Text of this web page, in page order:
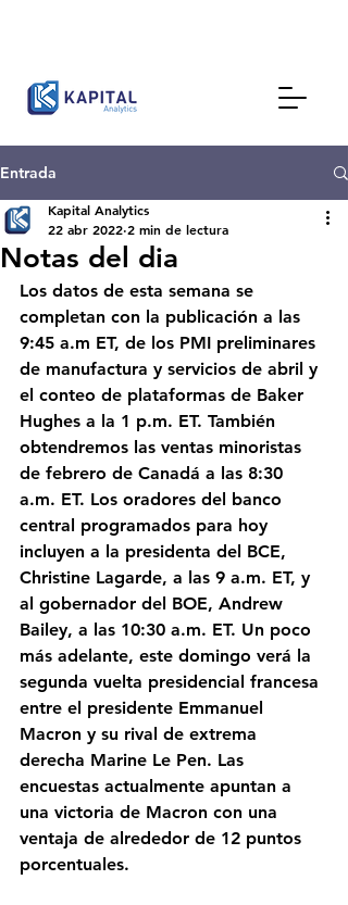
Entrada
Notas del dia
Kapital Analytics
22 abr 2022 2 min de lectura
Los datos de esta semana se
completan con la publicación a las
9:45 a.m ET, de los PMI preliminares
de manufactura y servicios de abril y
el conteo de plataformas de Baker
Hughes a la 1 p.m. ET. También
obtendremos las ventas minoristas
de febrero de Canadá a las 8:30
a.m. ET. Los oradores del banco
central programados para hoy
incluyen a la presidenta del BCE,
Christine Lagarde, a las 9 a.m. ET, y
al gobernador del BOE, Andrew
Bailey, a las 10:30 a.m. ET. Un poco
más adelante, este domingo verá la
segunda vuelta presidencial francesa
entre el presidente Emmanuel
Macron y su rival de extrema
derecha Marine Le Pen. Las
encuestas actualmente apuntan a
una victoria de Macron con una
ventaja de alrededor de 12 puntos
porcentuales.